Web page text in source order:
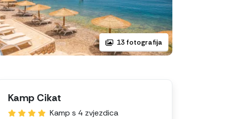
13 fotografija
Kamp Cikat
Kamp s 4 zvjezdica